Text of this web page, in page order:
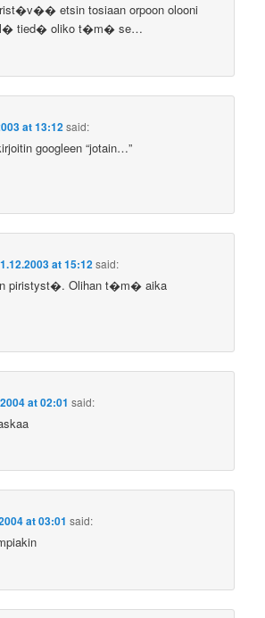
etsin tosiaan orpoon olooni
tied� oliko t�m� se…
at 13:12said:
googleen “jotain…”
at 15:12said:
piristyst�. Olihan t�m� aika
at 02:01 said:
at 03:01 said: